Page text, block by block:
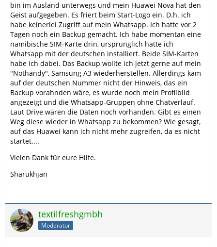
bin im Ausland unterwegs und mein Huawei Nova hat den
Geist aufgegeben. Es friert beim Start-Logo ein. D.h. ich
habe keinerlei Zugriff auf mein Whatsapp. Ich hatte vor 2
Tagen noch ein Backup gemacht. Ich habe momentan eine
namibische SIM-Karte drin, ursprünglich hatte ich
Whatsapp mit der deutschen installiert. Beide SIM-Karten
habe ich dabei. Das Backup wollte ich jetzt gerne auf mein
"Nothandy", Samsung A3 wiederherstellen. Allerdings kam
auf der deutschen Nummer nicht der Hinweis, das ein
Backup vorahnden wäre, es wurde noch mein Profilbild
angezeigt und die Whatsapp-Gruppen ohne Chatverlauf.
Laut Drive wären die Daten noch vorhanden. Gibt es einen
Weg diese wieder in Whatsapp zu bekommen? Wie gesagt,
auf das Huawei kann ich nicht mehr zugreifen, da es nicht
startet....
Vielen Dank für eure Hilfe.
Sharukhjan
textilfreshgmbh
Moderator